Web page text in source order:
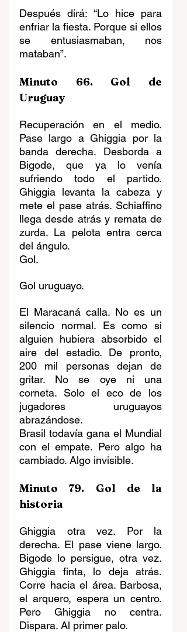
Después dirá: “Lo hice para
enfriar la fiesta. Porque si ellos
se entusiasmaban, nos
mataban”.
Minuto 66. Gol de
Uruguay
Recuperación en el medio.
Pase largo a Ghiggia por la
banda derecha. Desborda a
Bigode, que ya lo venía
sufriendo todo el partido.
Ghiggia levanta la cabeza y
mete el pase atrás. Schiaffino
llega desde atrás y remata de
zurda. La pelota entra cerca
del ángulo.
Gol.
Gol uruguayo.
El Maracaná calla. No es un
silencio normal. Es como si
alguien hubiera absorbido el
aire del estadio. De pronto,
200 mil personas dejan de
gritar. No se oye ni una
corneta. Solo el eco de los
jugadores uruguayos
abrazándose.
Brasil todavía gana el Mundial
con el empate. Pero algo ha
cambiado. Algo invisible.
Minuto 79. Gol de la
historia
Ghiggia otra vez. Por la
derecha. El pase viene largo.
Bigode lo persigue, otra vez.
Ghiggia finta, lo deja atrás.
Corre hacia el área. Barbosa,
el arquero, espera un centro.
Pero Ghiggia no centra.
Dispara. Al primer palo.